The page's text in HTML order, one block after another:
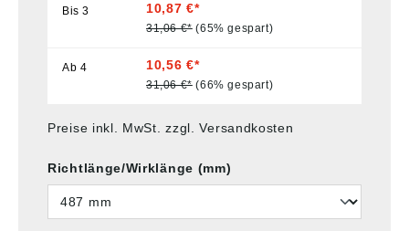
Bis3 10,87 €*
31,06 €* (65% gespart)
Ab 4 10,56 €*
31,06 €* (66% gespart)
Preise inkl. MwSt. zzgl. Versandkosten
Richtlänge/Wirklänge (mm)